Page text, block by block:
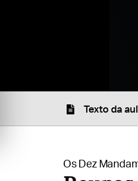
Texto da
Os Dez